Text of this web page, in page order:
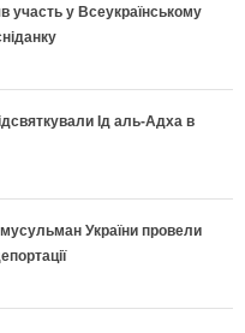
у Всеукраїнському
Ід аль-Адха в
України провели